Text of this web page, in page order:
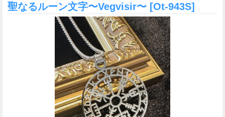
聖なるルーン文字〜Vegvisir〜 [Ot-943S]